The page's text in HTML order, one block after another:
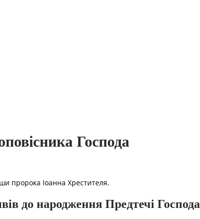
Господа
пророка Іоанна Хрестителя.
до народження Предтечі Господа